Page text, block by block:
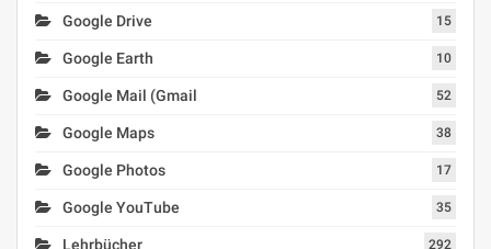
Google Drive 15
Google Earth 10
Google Mail (Gmail 52
Google Maps 38
Google Photos 17
Google YouTube 35
Lehrbücher 292